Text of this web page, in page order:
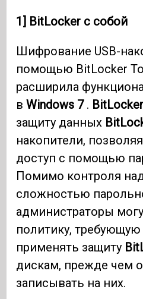
1] BitLocker с собой
Шифрование USB-
помощью BitLocker To
расширила
вWindows 7. BitLocker
защиту данных
накопители,
доступ с помощью
Помимо контроля
сложностью
администраторы
политику,
применять защиту
дискам, прежде чем
записывать на них.